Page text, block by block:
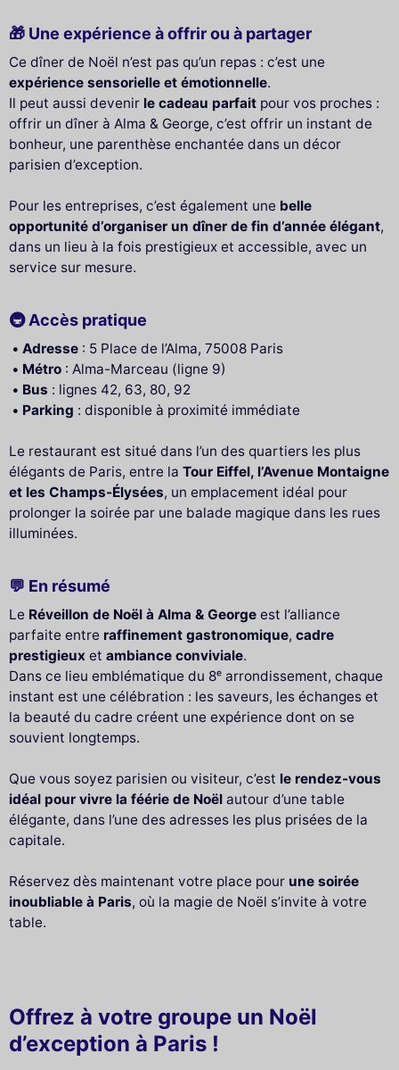
🎁 Une expérience à offrir ou à partager
Ce dîner de Noël n’est pas qu’un repas : c’est une
expérience sensorielle et émotionnelle.
Il peut aussi devenir le cadeau parfait pour vos proches :
offrir un dîner à Alma & George, c’est offrir un instant de
bonheur, une parenthèse enchantée dans un décor
parisien d’exception.
Pour les entreprises, c’est également une belle
opportunité d’organiser un dîner de fin d’année élégant,
dans un lieu à la fois prestigieux et accessible, avec un
service sur mesure.
🚇 Accès pratique
Adresse : 5 Place de l’Alma, 75008 Paris
Métro : Alma-Marceau (ligne 9)
Bus : lignes 42, 63, 80, 92
Parking : disponible à proximité immédiate
Le restaurant est situé dans l’un des quartiers les plus
élégants de Paris, entre la Tour Eiffel, l’Avenue Montaigne
et les Champs-Élysées, un emplacement idéal pour
prolonger la soirée par une balade magique dans les rues
illuminées.
💬 En résumé
Le Réveillon de Noël à Alma & George est l’alliance
parfaite entre raffinement gastronomique, cadre
prestigieux et ambiance conviviale.
Dans ce lieu emblématique du 8ᵉ arrondissement, chaque
instant est une célébration : les saveurs, les échanges et
la beauté du cadre créent une expérience dont on se
souvient longtemps.
Que vous soyez parisien ou visiteur, c’est le rendez-vous
idéal pour vivre la féérie de Noël autour d’une table
élégante, dans l’une des adresses les plus prisées de la
capitale.
Réservez dès maintenant votre place pour une soirée
inoubliable à Paris, où la magie de Noël s’invite à votre
table.
Offrez à votre groupe un Noël
d’exception à Paris !